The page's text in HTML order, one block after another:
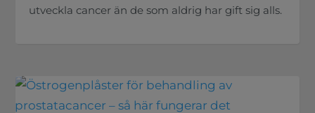
utveckla cancer än de som aldrig har gift sig alls.